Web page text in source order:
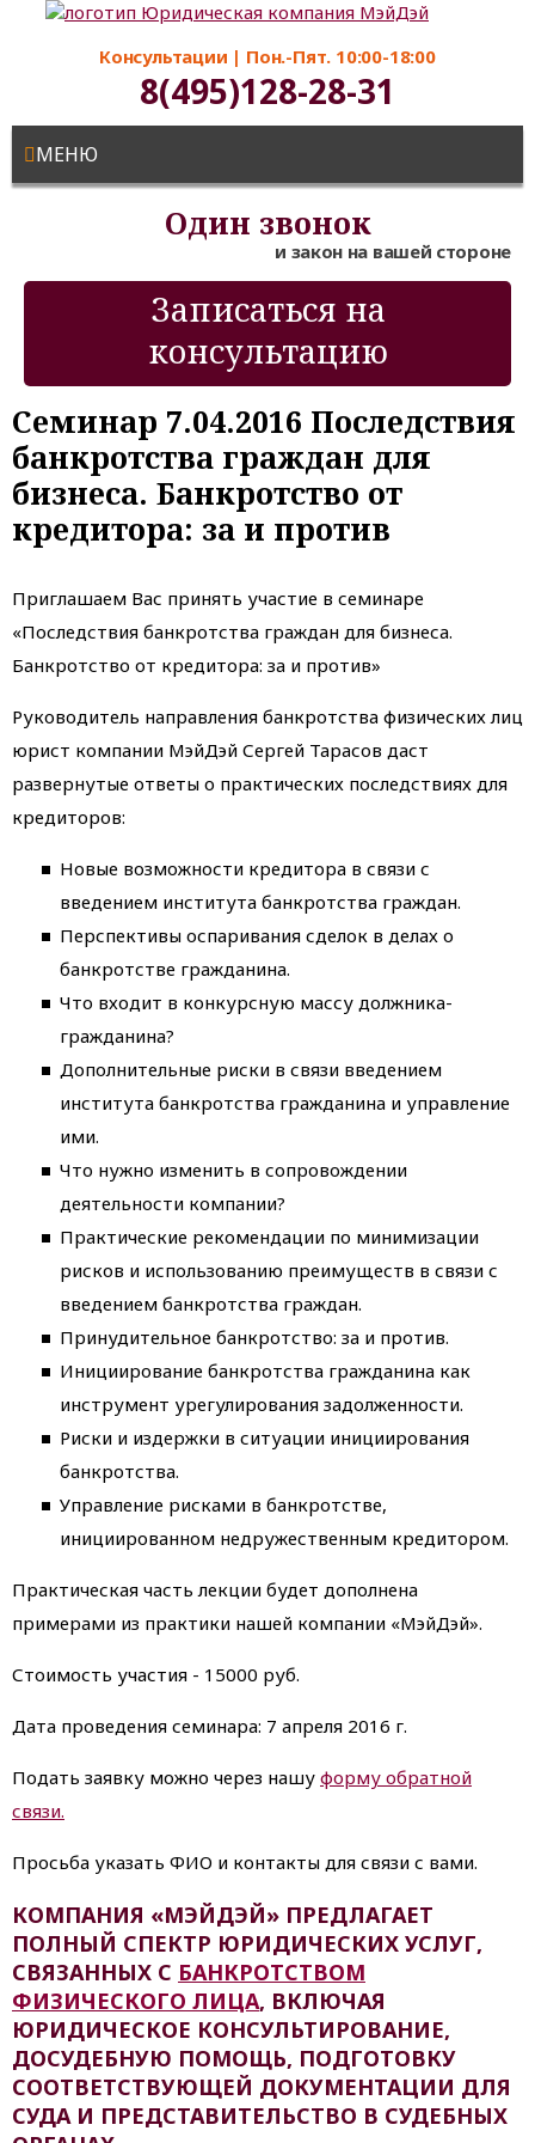
Консультации | Пон.-Пят. 10:00-18:00
8(495)128-28-31
МЕНЮ
Один звонок
и закон на вашей стороне
Записаться на
консультацию
Семинар 7.04.2016 Последствия
банкротства граждан для
бизнеса. Банкротство от
кредитора: за и против
Приглашаем Вас принять участие в семинаре
«Последствия банкротства граждан для бизнеса.
Банкротство от кредитора: за и против»
Руководитель направления банкротства физических лиц
юрист компании МэйДэй Сергей Тарасов даст
развернутые ответы о практических последствиях для
кредиторов:
Новые возможности кредитора в связи с
введением института банкротства граждан.
Перспективы оспаривания сделок в делах о
банкротстве гражданина.
Что входит в конкурсную массу должника-
гражданина?
Дополнительные риски в связи введением
института банкротства гражданина и управление
ими.
Что нужно изменить в сопровождении
деятельности компании?
Практические рекомендации по минимизации
рисков и использованию преимуществ в связи с
введением банкротства граждан.
Принудительное банкротство: за и против.
Инициирование банкротства гражданина как
инструмент урегулирования задолженности.
Риски и издержки в ситуации инициирования
банкротства.
Управление рисками в банкротстве,
инициированном недружественным кредитором.
Практическая часть лекции будет дополнена
примерами из практики нашей компании «МэйДэй».
Стоимость участия - 15000 руб.
Дата проведения семинара: 7 апреля 2016 г.
Подать заявку можно через нашу форму обратной
связи.
Просьба указать ФИО и контакты для связи с вами.
КОМПАНИЯ «МЭЙДЭЙ» ПРЕДЛАГАЕТ
ПОЛНЫЙ СПЕКТР ЮРИДИЧЕСКИХ УСЛУГ,
СВЯЗАННЫХ С БАНКРОТСТВОМ
ФИЗИЧЕСКОГО ЛИЦА, ВКЛЮЧАЯ
ЮРИДИЧЕСКОЕ КОНСУЛЬТИРОВАНИЕ,
ДОСУДЕБНУЮ ПОМОЩЬ, ПОДГОТОВКУ
СООТВЕТСТВУЮЩЕЙ ДОКУМЕНТАЦИИ ДЛЯ
СУДА И ПРЕДСТАВИТЕЛЬСТВО В СУДЕБНЫХ